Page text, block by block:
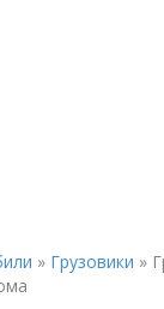
» Грузовики »